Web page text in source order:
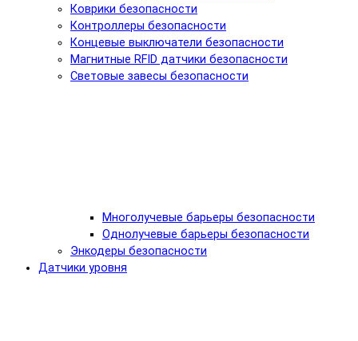
Коврики безопасности
Контроллеры безопасности
Концевые выключатели безопасности
Магнитные RFID датчики безопасности
Световые завесы безопасности
Многолучевые барьеры безопасности
Однолучевые барьеры безопасности
Энкодеры безопасности
Датчики уровня